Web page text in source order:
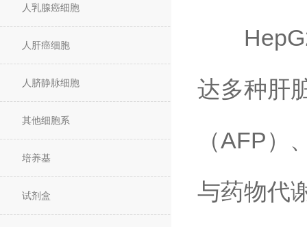
人乳腺癌细胞
人肝癌细胞
人脐静脉细胞
其他细胞系
培养基
试剂盒
HepG2
达多种肝
（AFP
与药物代